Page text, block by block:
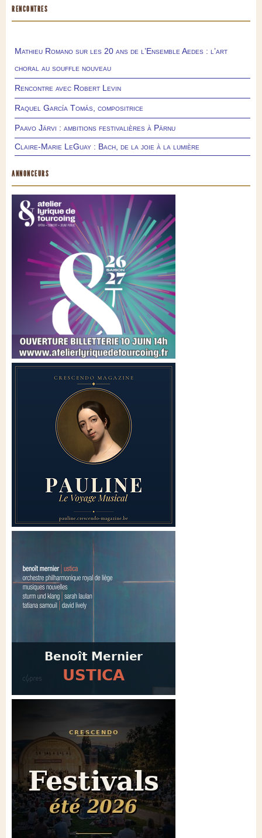
RENCONTRES
Mathieu Romano sur les 20 ans de l’Ensemble Aedes : l’art
choral au souffle nouveau
Rencontre avec Robert Levin
Raquel García Tomás, compositrice
Paavo Järvi : ambitions festivalières à Pärnu
Claire-Marie LeGuay : Bach, de la joie à la lumière
ANNONCEURS